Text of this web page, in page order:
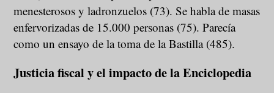
menesterosos y ladronzuelos (73). Se habla de masas
enfervorizadas de 15.000 personas (75). Parecía
como un ensayo de la toma de la Bastilla (485).
Justicia fiscal y el impacto de la Enciclopedia